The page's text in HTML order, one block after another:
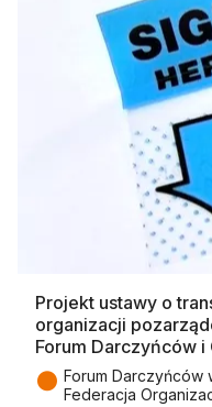
Projekt ustawy o
organizacji
Forum Darczyńców i
● Forum Darczyńców
Federacja